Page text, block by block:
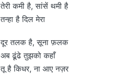
तेरी कमी है, सांसें थमी है
तन्हा है दिल मेरा
दूर तलक है, सूना फ़लक
अब ढूंढे तुझको कहाँ
तू है किधर, ना आए नज़र